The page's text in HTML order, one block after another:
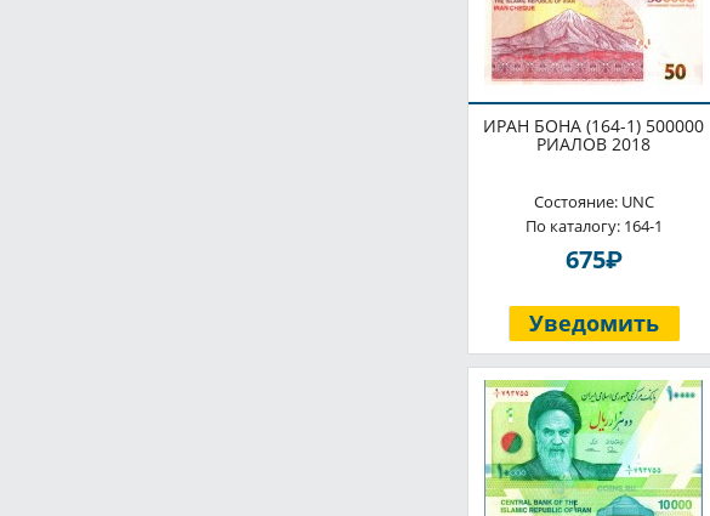
ИРАН БОНА (164-1) 500000
РИАЛОВ 2018
Состояние: UNC
По каталогу: 164-1
675P
Уведомить